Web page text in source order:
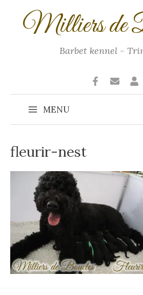
Milliers de
Barbet kennel -
Main
Menu
MENU
fleurir-nest